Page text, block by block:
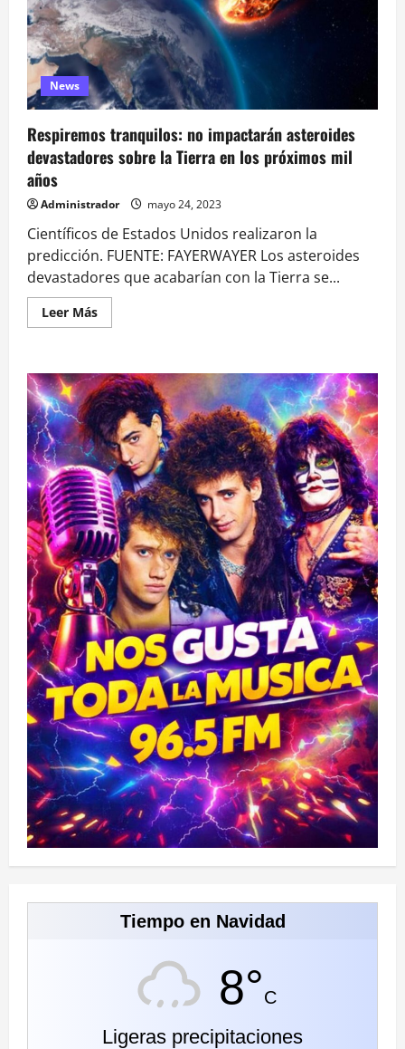
News
Respiremos tranquilos: no impactarán asteroides
devastadores sobre la Tierra en los próximos mil
años
Administrador mayo 24, 2023
Científicos de Estados Unidos realizaron la
predicción. FUENTE: FAYERWAYER Los asteroides
devastadores que acabarían con la Tierra se...
Leer MásLeer
más
tranquilos:
no
impactarán
asteroides
devastadores
sobre
la
Tierra
en
los
próximos
mil
años
Tiempo en Navidad
8°C
Ligeras precipitaciones